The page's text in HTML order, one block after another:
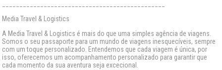
Media Travel & Logistics
A Media Travel & Logistics é mais do que uma simples agência de viagens.
Somos o seu passaporte para um mundo de viagens inesquecíveis, sempre
com um toque personalizado. Entendemos que cada viagem é única, por
isso, oferecemos um acompanhamento personalizado para garantir que
cada momento da sua aventura seja excecional.